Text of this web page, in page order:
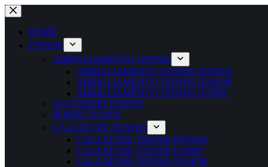
Salta
al
contenutoHOME
TENNIS
ABBIGLIAMENTO TENNIS
ABBIGLIAMENTO TENNIS DONNA
ABBIGLIAMENTO TENNIS JUNIOR
ABBIGLIAMENTO TENNIS UOMO
ACCESSORI TENNIS
BORSE TENNIS
CALZATURE TENNIS
CALZATURE TENNIS DONNA
CALZATURE TENNIS UOMO
CALZATURE TENNIS JUNIOR